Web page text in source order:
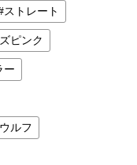
ストレート
ピンク
ー
ルフ